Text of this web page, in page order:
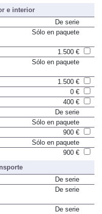
e interior
De serie
Sólo en paquete
1.500 €
Sólo en paquete
1.500 €
0 €
400 €
De serie
Sólo en paquete
900 €
Sólo en paquete
900 €
De serie
De serie
De serie